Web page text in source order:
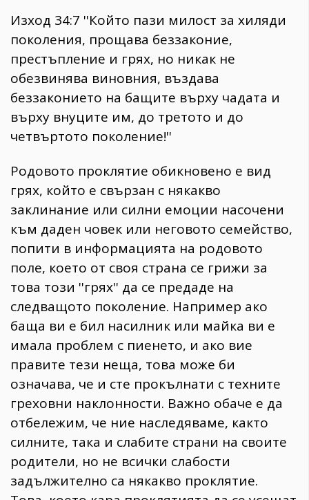
Изход 34:7 ''Който пази милост за хиляди
поколения, прощава беззаконие,
престъпление и грях, но никак не
обезвинява виновния, въздава
беззаконието на бащите върху чадата и
върху внуците им, до третото и до
четвъртото поколение!''
Родовото проклятие обикновено е вид
грях, който е свързан с някакво
заклинание или силни емоции насочени
към даден човек или неговото семейство,
попити в информацията на родовото
поле, което от своя страна се грижи за
това този ''грях'' да се предаде на
следващото поколение. Например ако
баща ви е бил насилник или майка ви е
имала проблем с пиенето, и ако вие
правите тези неща, това може би
означава, че и сте прокълнати с техните
греховни наклонности. Важно обаче е да
отбележим, че ние наследяваме, както
силните, така и слабите страни на своите
родители, но не всички слабости
задължително са някакво проклятие.